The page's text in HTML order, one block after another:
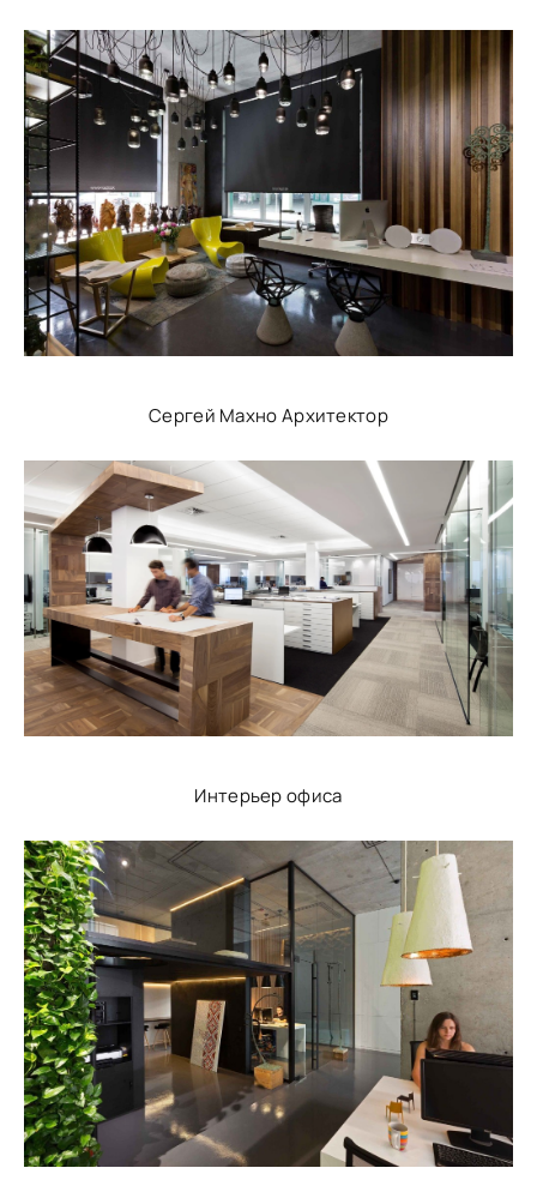
Сергей Махно Архитектор
Интерьер офиса